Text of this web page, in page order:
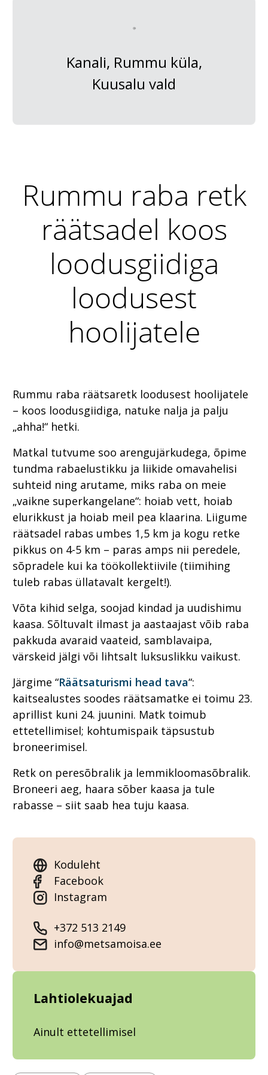
Kanali, Rummu küla,
Kuusalu vald
Rummu raba retk
räätsadel koos
loodusgiidiga
loodusest
hoolijatele
Rummu raba räätsaretk loodusest hoolijatele
– koos loodusgiidiga, natuke nalja ja palju
„ahha!“ hetki.
Matkal tutvume soo arengujärkudega, õpime
tundma rabaelustikku ja liikide omavahelisi
suhteid ning arutame, miks raba on meie
„vaikne superkangelane“: hoiab vett, hoiab
elurikkust ja hoiab meil pea klaarina. Liigume
räätsadel rabas umbes 1,5 km ja kogu retke
pikkus on 4-5 km – paras amps nii peredele,
sõpradele kui ka töökollektiivile (tiimihing
tuleb rabas üllatavalt kergelt!).
Võta kihid selga, soojad kindad ja uudishimu
kaasa. Sõltuvalt ilmast ja aastaajast võib raba
pakkuda avaraid vaateid, samblavaipa,
värskeid jälgi või lihtsalt luksuslikku vaikust.
Järgime “Räätsaturismi head tava“:
kaitsealustes soodes räätsamatke ei toimu 23.
aprillist kuni 24. juunini. Matk toimub
ettetellimisel; kohtumispaik täpsustub
broneerimisel.
Retk on peresõbralik ja lemmikloomasõbralik.
Broneeri aeg, haara sõber kaasa ja tule
rabasse – siit saab hea tuju kaasa.
Koduleht
Facebook
Instagram
+372 513 2149
info@metsamoisa.ee
Lahtiolekuajad
Ainult ettetellimisel